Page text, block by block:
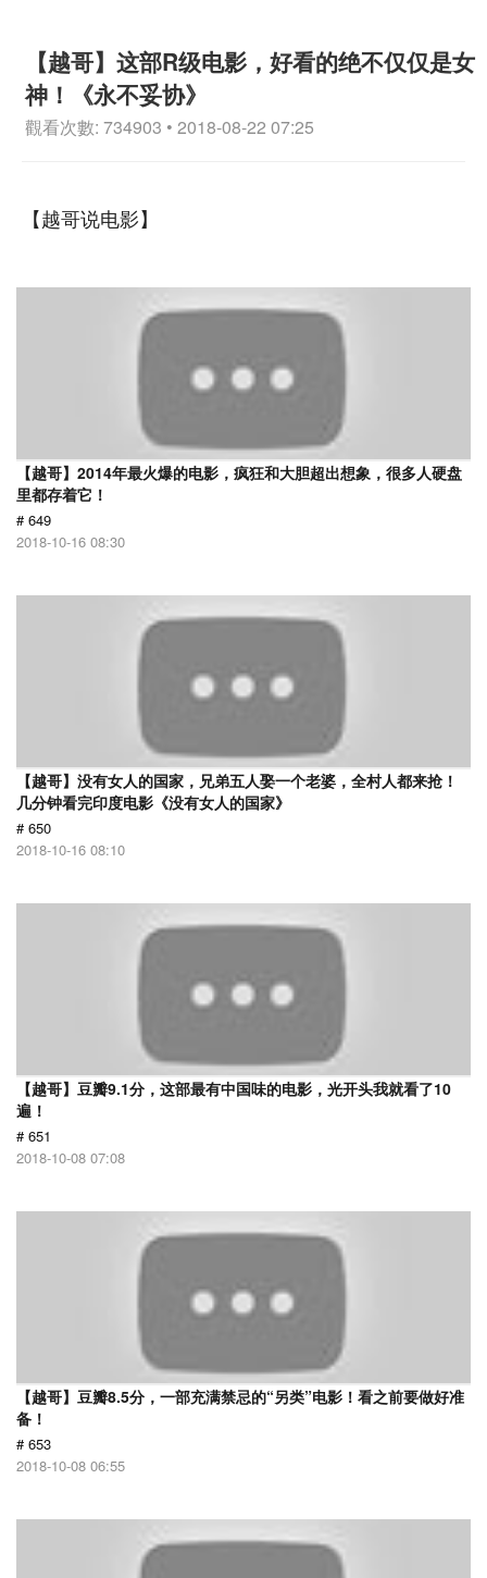
【越哥】这部R级电影，好看的绝不仅仅是女
神！《永不妥协》
觀看次數: 734903 • 2018-08-22 07:25
【越哥说电影】
【越哥】2014年最火爆的电影，疯狂和大胆超出想象，很多人硬盘
里都存着它！
# 649
2018-10-16 08:30
【越哥】没有女人的国家，兄弟五人娶一个老婆，全村人都来抢！
几分钟看完印度电影《没有女人的国家》
# 650
2018-10-16 08:10
【越哥】豆瓣9.1分，这部最有中国味的电影，光开头我就看了10
遍！
# 651
2018-10-08 07:08
【越哥】豆瓣8.5分，一部充满禁忌的“另类”电影！看之前要做好准
备！
# 653
2018-10-08 06:55